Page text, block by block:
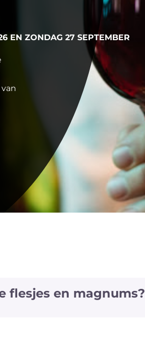
EN ZONDAG 27 SEPTEMBER
flesjes en magnums?